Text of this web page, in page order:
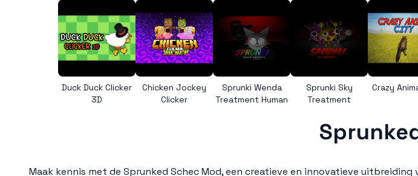
Duck Duck Clicker
3D
Chicken Jockey
Clicker
Sprunki Wenda
Treatment Human
Sprunki Sky
Treatment
Crazy
Maak kennis met de Sprunked Schec Mod, een creatieve en innovatieve uitbreiding